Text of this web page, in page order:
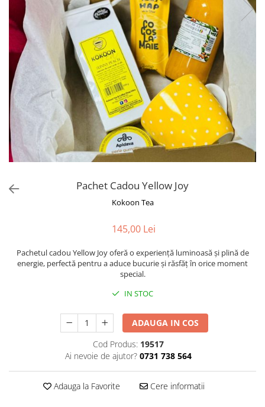
Sirop de ceai
Pachet Cadou Yellow Joy
Kokoon Tea
145,00 Lei
Pachetul cadou Yellow Joy oferă o experiență luminoasă și plină de
energie, perfectă pentru a aduce bucurie și răsfăț în orice moment
special.
IN STOC
ADAUGA IN COS
Cod Produs: 19517
Ai nevoie de ajutor? 0731 738 564
Adauga la Favorite Cere informatii